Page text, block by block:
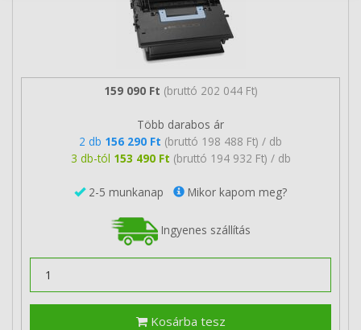
159 090 Ft (bruttó 202 044 Ft)
Több darabos ár
2 db 156 290 Ft (bruttó 198 488 Ft) / db
3 db-tól 153 490 Ft (bruttó 194 932 Ft) / db
2-5 munkanap Mikor kapom meg?
Ingyenes szállítás
Kosárba tesz